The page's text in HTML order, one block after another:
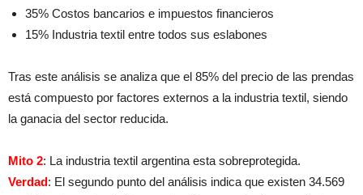
35% Costos bancarios e impuestos financieros
15% Industria textil entre todos sus eslabones
Tras este análisis se analiza que el 85% del precio de las prendas
está compuesto por factores externos a la industria textil, siendo
la ganacia del sector reducida.
Mito 2: La industria textil argentina esta sobreprotegida.
Verdad: El segundo punto del análisis indica que existen 34.569